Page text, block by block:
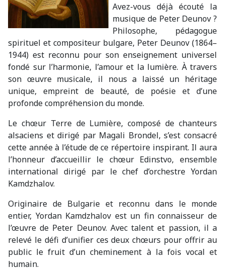
Avez-vous déjà écouté la
musique de Peter Deunov ?
Philosophe, pédagogue
spirituel et compositeur bulgare, Peter Deunov (1864–
1944) est reconnu pour son enseignement universel
fondé sur l’harmonie, l’amour et la lumière. À travers
son œuvre musicale, il nous a laissé un héritage
unique, empreint de beauté, de poésie et d’une
profonde compréhension du monde.
Le chœur Terre de Lumière, composé de chanteurs
alsaciens et dirigé par Magali Brondel, s’est consacré
cette année à l’étude de ce répertoire inspirant. Il aura
l’honneur d’accueillir le chœur Edinstvo, ensemble
international dirigé par le chef d’orchestre Yordan
Kamdzhalov.
Originaire de Bulgarie et reconnu dans le monde
entier, Yordan Kamdzhalov est un fin connaisseur de
l’œuvre de Peter Deunov. Avec talent et passion, il a
relevé le défi d’unifier ces deux chœurs pour offrir au
public le fruit d’un cheminement à la fois vocal et
humain.